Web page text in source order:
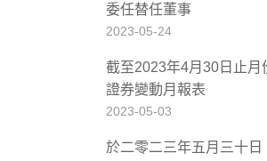
委任替任董事
2023-05-24
截至2023年4月30日止月
證券變動月報表
2023-05-03
於二零二三年五月三十